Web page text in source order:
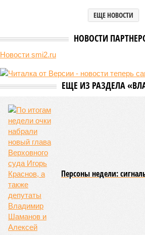
, он не высказал
выходящего. Дескать, Ереван считает
«железки» означенную сумму. При
раскрыла методику его калькуляции,
взяла цифры с потолка. Отдельно
концессионный договор, согласно
компания получила в управление
2038-го, вероятно, вовсе не
постановки вопроса.
Неудивительно, что гендиректор РЖД
реагируя на словесные интервенции
со словно растерянно-обиженным
кажется, стало только хуже. Как
и РЖД«последовательно и в полном
взятые на себя обязательства в
договора от 2008 года». «Концессия